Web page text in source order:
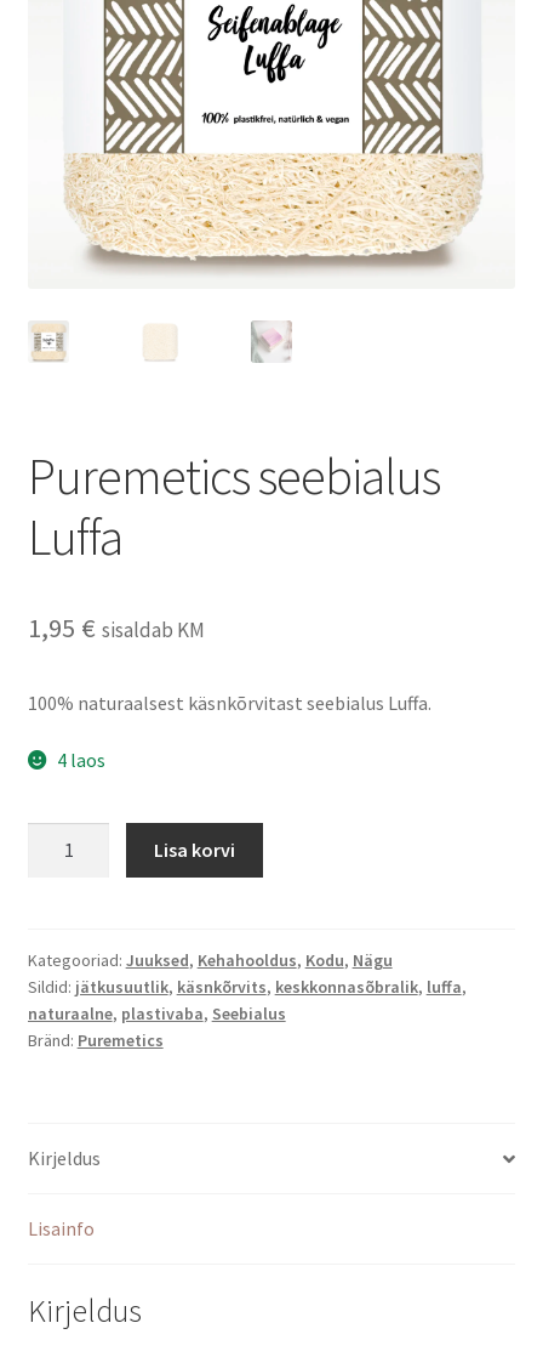
Müügitingimused
Puremetics seebialus
Luffa
1,95 € sisaldab KM
100% naturaalsest käsnkõrvitast seebialus Luffa.
4 laos
Lisa korvi
Kategooriad: Juuksed, Kehahooldus, Kodu, Nägu
Sildid: jätkusuutlik, käsnkõrvits, keskkonnasõbralik, luffa,
naturaalne, plastivaba, Seebialus
Bränd: Puremetics
Kirjeldus
Lisainfo
Kirjeldus